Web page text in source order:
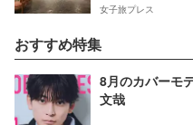
女子旅プレス
おすすめ特集
8月のカバーモ
文哉